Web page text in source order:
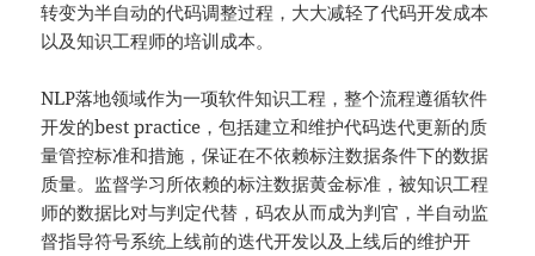
转变为半自动的代码调整过程，大大减轻了代码开发成本
以及知识工程师的培训成本。
NLP落地领域作为一项软件知识工程，整个流程遵循软件
开发的best practice，包括建立和维护代码迭代更新的质
量管控标准和措施，保证在不依赖标注数据条件下的数据
质量。监督学习所依赖的标注数据黄金标准，被知识工程
师的数据比对与判定代替，码农从而成为判官，半自动监
督指导符号系统上线前的迭代开发以及上线后的维护开